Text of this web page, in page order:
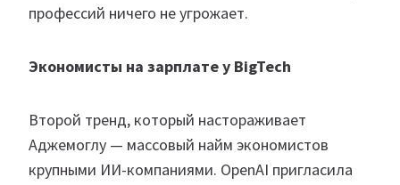
профессий ничего не угрожает.
Экономисты на зарплате у BigTech
Второй тренд, который настораживает
Аджемоглу — массовый найм экономистов
крупными ИИ-компаниями. OpenAI пригласила